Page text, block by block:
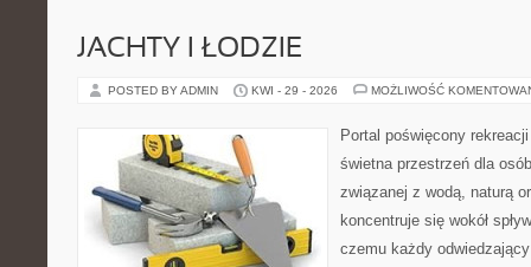
JACHTY I ŁODZIE
POSTED BY ADMIN KWI - 29 - 2026 MOŻLIWOŚĆ
Portal poświęcony
świetna przestrzeń dla
związanej z wodą, naturą
koncentruje się wokół
czemu każdy